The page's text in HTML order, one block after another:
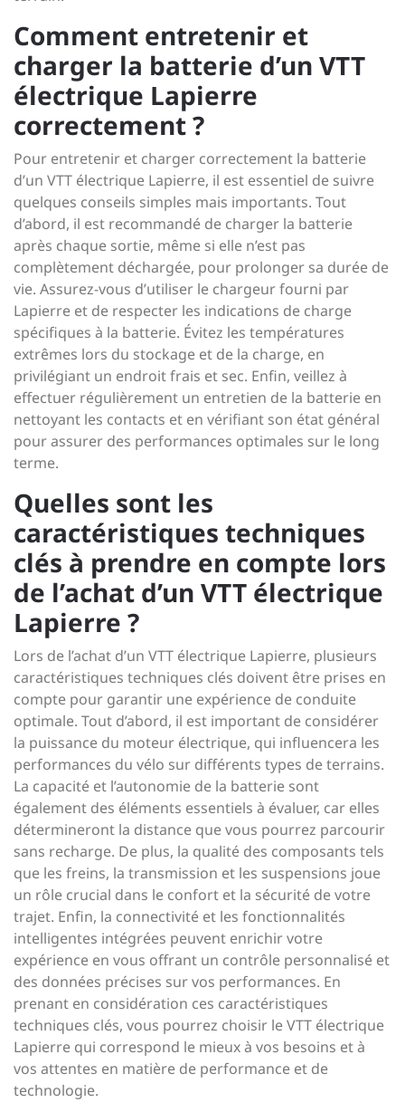
Comment entretenir et
charger la batterie d’un VTT
électrique Lapierre
correctement ?
Pour entretenir et charger correctement la batterie
d’un VTT électrique Lapierre, il est essentiel de suivre
quelques conseils simples mais importants. Tout
d’abord, il est recommandé de charger la batterie
après chaque sortie, même si elle n’est pas
complètement déchargée, pour prolonger sa durée de
vie. Assurez-vous d’utiliser le chargeur fourni par
Lapierre et de respecter les indications de charge
spécifiques à la batterie. Évitez les températures
extrêmes lors du stockage et de la charge, en
privilégiant un endroit frais et sec. Enfin, veillez à
effectuer régulièrement un entretien de la batterie en
nettoyant les contacts et en vérifiant son état général
pour assurer des performances optimales sur le long
terme.
Quelles sont les
caractéristiques techniques
clés à prendre en compte lors
de l’achat d’un VTT électrique
Lapierre ?
Lors de l’achat d’un VTT électrique Lapierre, plusieurs
caractéristiques techniques clés doivent être prises en
compte pour garantir une expérience de conduite
optimale. Tout d’abord, il est important de considérer
la puissance du moteur électrique, qui influencera les
performances du vélo sur différents types de terrains.
La capacité et l’autonomie de la batterie sont
également des éléments essentiels à évaluer, car elles
détermineront la distance que vous pourrez parcourir
sans recharge. De plus, la qualité des composants tels
que les freins, la transmission et les suspensions joue
un rôle crucial dans le confort et la sécurité de votre
trajet. Enfin, la connectivité et les fonctionnalités
intelligentes intégrées peuvent enrichir votre
expérience en vous offrant un contrôle personnalisé et
des données précises sur vos performances. En
prenant en considération ces caractéristiques
techniques clés, vous pourrez choisir le VTT électrique
Lapierre qui correspond le mieux à vos besoins et à
vos attentes en matière de performance et de
technologie.